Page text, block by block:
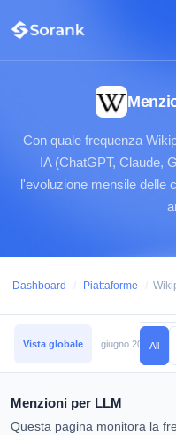
Con quale frequenza
IA (ChatGPT, Claude,
l'evoluzione mensile delle
Dashboard / Piattaforme /
Vista globale giugno 2026All
Menzioni per LLM
Questa pagina monitora la